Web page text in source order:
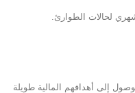
إلى أهدافهم المالية طويلة